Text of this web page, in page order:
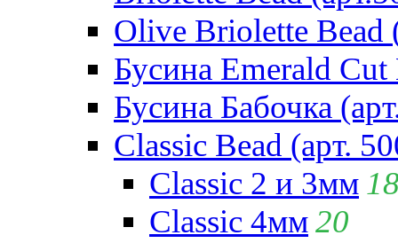
Olive Briolette Bead
Бусина Emerald Cut
Бусина Бабочка
Classic Bead (арт.
Classic 2 и 3мм
Classic 4мм20